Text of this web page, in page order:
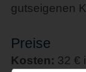
gutseigenen
Preise
Kosten: 32 €